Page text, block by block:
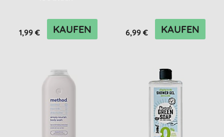
1,99 € KAUFEN 6,99 € KAUFEN